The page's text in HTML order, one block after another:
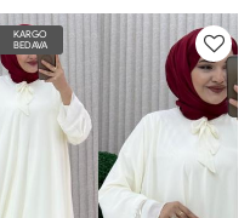
BDN-
KARGO
BEDAVA